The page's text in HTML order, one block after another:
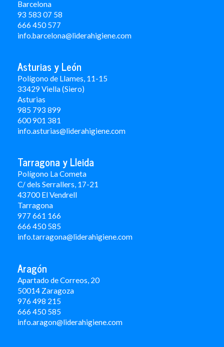
Barcelona
93 583 07 58
666 450 577
info.barcelona@liderahigiene.com
Asturias y León
Polígono de Llames, 11-15
33429 Viella (Siero)
Asturias
985 793 899
600 901 381
info.asturias@liderahigiene.com
Tarragona y Lleida
Polígono La Cometa
C/ dels Serrallers, 17-21
43700 El Vendrell
Tarragona
977 661 166
666 450 585
info.tarragona@liderahigiene.com
Aragón
Apartado de Correos, 20
50014 Zaragoza
976 498 215
666 450 585
info.aragon@liderahigiene.com